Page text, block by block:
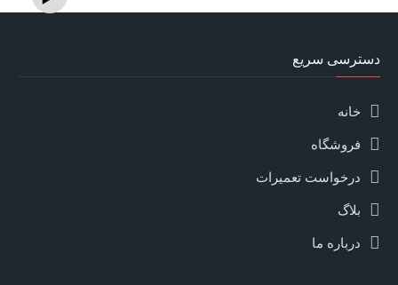
دسترسی سریع
خانه
فروشگاه
درخواست تعمیرات
بلاگ
درباره ما